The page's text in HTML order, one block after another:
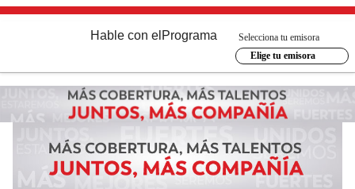
Hable con el Programa
Selecciona tu emisora
Elige tu emisora